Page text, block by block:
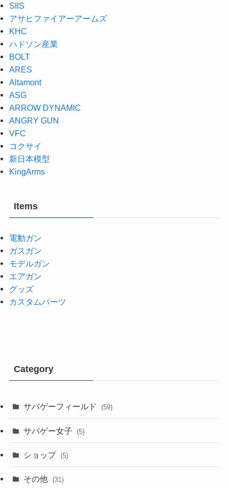
SIIS
アサヒファイアーアームズ
KHC
ハドソン産業
BOLT
ARES
Altamont
ASG
ARROW DYNAMIC
ANGRY GUN
VFC
コクサイ
新日本模型
KingArms
Items
電動ガン
ガスガン
モデルガン
エアガン
グッズ
カスタムパーツ
Category
サバゲーフィールド (59)
サバゲー女子 (5)
ショップ (5)
その他 (31)